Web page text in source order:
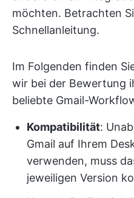
möchten. Betrachten
Schnellanleitung.
Im Folgenden finden
wir bei der Bewertung
beliebte Gmail-
Kompatibilität:
Gmail auf Ihrem
verwenden, muss
jeweiligen Version